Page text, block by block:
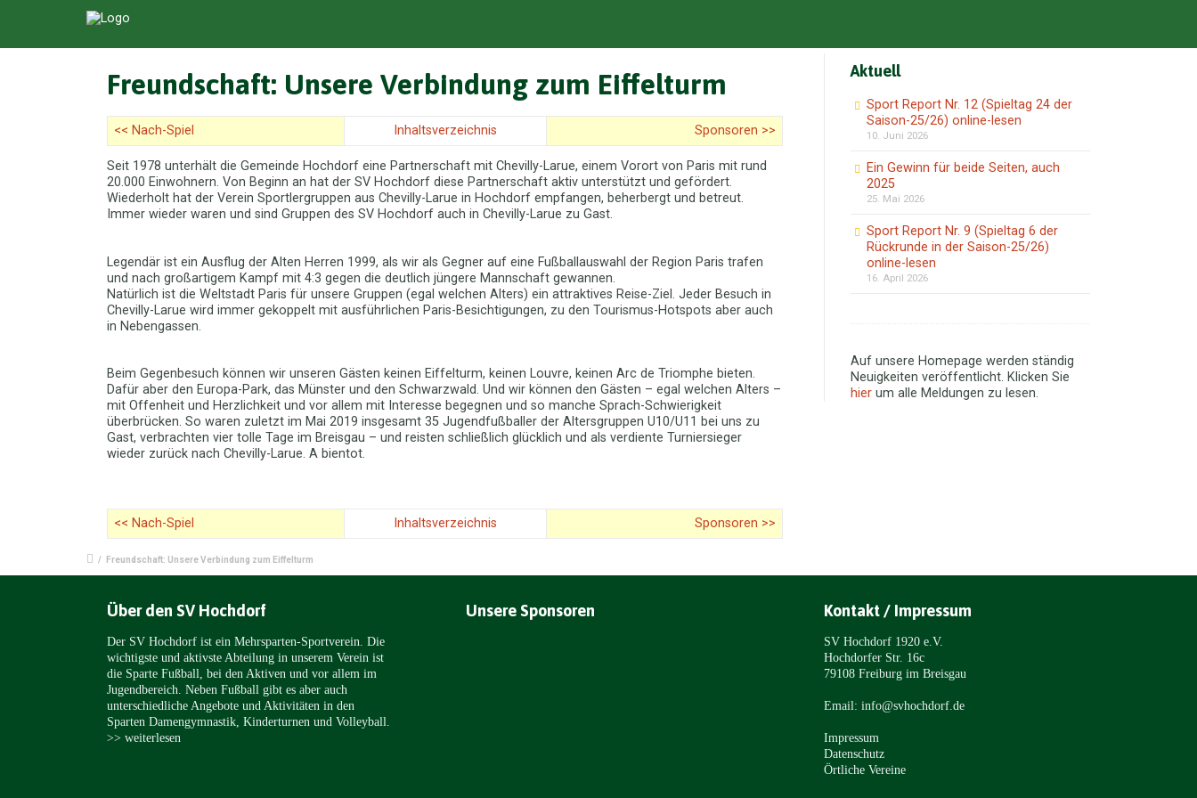
Freundschaft: Unsere Verbindung zum Eiffelturm
<< Nach-Spiel Inhaltsverzeichnis Sponsoren >>
Seit 1978 unterhält die Gemeinde Hochdorf eine Partnerschaft mit Chevilly-Larue, einem Vorort von Paris mit rund
20.000 Einwohnern. Von Beginn an hat der SV Hochdorf diese Partnerschaft aktiv unterstützt und gefördert.
Wiederholt hat der Verein Sportlergruppen aus Chevilly-Larue in Hochdorf empfangen, beherbergt und betreut.
Immer wieder waren und sind Gruppen des SV Hochdorf auch in Chevilly-Larue zu Gast.
Legendär ist ein Ausflug der Alten Herren 1999, als wir als Gegner auf eine Fußballauswahl der Region Paris trafen
und nach großartigem Kampf mit 4:3 gegen die deutlich jüngere Mannschaft gewannen.
Natürlich ist die Weltstadt Paris für unsere Gruppen (egal welchen Alters) ein attraktives Reise-Ziel. Jeder Besuch in
Chevilly-Larue wird immer gekoppelt mit ausführlichen Paris-Besichtigungen, zu den Tourismus-Hotspots aber auch
in Nebengassen.
Beim Gegenbesuch können wir unseren Gästen keinen Eiffelturm, keinen Louvre, keinen Arc de Triomphe bieten.
Dafür aber den Europa-Park, das Münster und den Schwarzwald. Und wir können den Gästen – egal welchen Alters –
mit Offenheit und Herzlichkeit und vor allem mit Interesse begegnen und so manche Sprach-Schwierigkeit
überbrücken. So waren zuletzt im Mai 2019 insgesamt 35 Jugendfußballer der Altersgruppen U10/U11 bei uns zu
Gast, verbrachten vier tolle Tage im Breisgau – und reisten schließlich glücklich und als verdiente Turniersieger
wieder zurück nach Chevilly-Larue. A bientot.
<< Nach-Spiel Inhaltsverzeichnis Sponsoren >>
Aktuell
Sport Report Nr. 12 (Spieltag 24 der
Saison-25/26) online-lesen
10. Juni 2026
Ein Gewinn für beide Seiten, auch
2025
25. Mai 2026
Sport Report Nr. 9 (Spieltag 6 der
Rückrunde in der Saison-25/26)
online-lesen
16. April 2026
Auf unsere Homepage werden ständig
Neuigkeiten veröffentlicht. Klicken Sie
hierum alle Meldungen zu lesen.
/ Freundschaft: Unsere Verbindung zum Eiffelturm
Über den SV Hochdorf
Der SV Hochdorf ist ein Mehrsparten-Sportverein. Die
wichtigste und aktivste Abteilung in unserem Verein ist
die Sparte Fußball, bei den Aktiven und vor allem im
Jugendbereich. Neben Fußball gibt es aber auch
unterschiedliche Angebote und Aktivitäten in den
Sparten Damengymnastik, Kinderturnen und Volleyball.
>> weiterlesen
Unsere Sponsoren Kontakt / Impressum
SV Hochdorf 1920 e.V.
Hochdorfer Str. 16c
79108 Freiburg im Breisgau
Email: info@svhochdorf.de
Impressum
Datenschutz
Örtliche Vereine